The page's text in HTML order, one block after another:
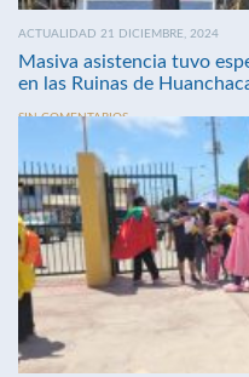
ACTUALIDAD 21 DICIEMBRE, 2024
Masiva asistencia tuvo
en las Ruinas de
SIN COMENTARIOS